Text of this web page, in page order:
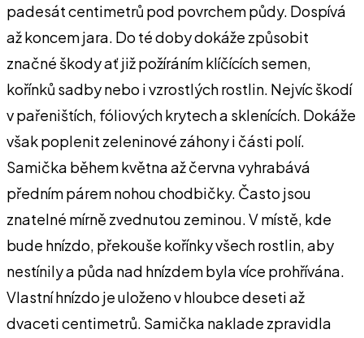
padesát centimetrů pod povrchem půdy. Dospívá
až koncem jara. Do té doby dokáže způsobit
značné škody ať již požíráním klíčících semen,
kořínků sadby nebo i vzrostlých rostlin. Nejvíc škodí
v pařeništích, fóliových krytech a sklenících. Dokáže
však poplenit zeleninové záhony i části polí.
Samička během května až června vyhrabává
předním párem nohou chodbičky. Často jsou
znatelné mírně zvednutou zeminou. V místě, kde
bude hnízdo, překouše kořínky všech rostlin, aby
nestínily a půda nad hnízdem byla více prohřívána.
Vlastní hnízdo je uloženo v hloubce deseti až
dvaceti centimetrů. Samička naklade zpravidla